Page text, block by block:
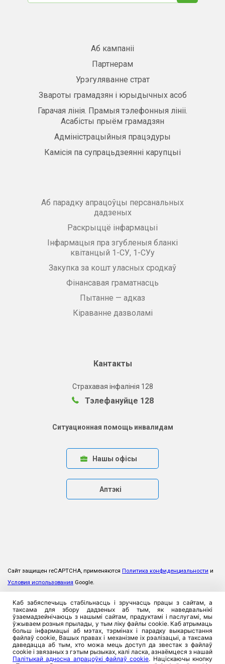
Аб кампаніі
Партнерам
Урэгуляванне страт
Звароты грамадзян і юрыдычных асоб
Гарачая лінія. Прамыя тэлефонныя лініі.
Асабісты прыём грамадзян
Адміністрацыйныя працэдуры
Камісія па супрацьдзеянні карупцыі
Аб парадку апрацоўцы персанальных
дадзеных
Раскрыццё інфармацыі
Інфармацыя пра згубленыя бланкі
квітанцый 1-СУ, 1-СУу
Закупка за кошт уласных сродкаў
Фінансавая граматнасць
Пытанне — адказ
Кіраванне дазволамі
Кантакты
Страхавая інфалінія 128
Тэлефануйце 128
Ситуационная помощь инвалидам
Нашы офісы
Аптэкі
Сайт защищен reCAPTCHA, применяются Политика конфиденциальности и
Условия использования Google.
Каб забяспечыць стабільнасць і зручнасць працы з сайтам, а
таксама для збору дадзеных аб тым, як наведвальнікі
ўзаемадзейнічаюць з нашымі сайтам, прадуктамі і паслугамі, мы
ўжываем розныя прылады, у тым ліку файлы cookie. Каб атрымаць
больш інфармацыі аб мэтах, тэрмінах і парадку выкарыстання
файлаў cookie, Вашых правах і механізме іх рэалізацыі, а таксама
даведацца аб тым, хто можа мець доступ да звестак з файлаў
cookie і звязаных з гэтым рызыках, калі ласка, азнаёмцеся з нашай
Палітыкай адносна апрацоўкі файлаў cookie. Націскаючы кнопку